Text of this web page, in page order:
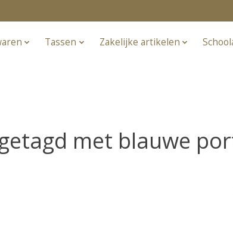
Tassen Zakelijke artikelen
met blauwe